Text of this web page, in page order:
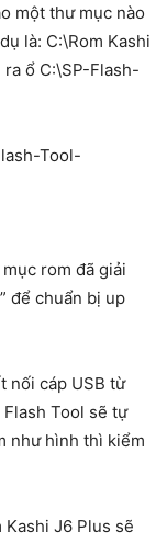
một thư mục nào
là: C:\Rom Kashi
ổ C:\SP-Flash-
Tool-
rom đã giải
để chuẩn bị up
nối cáp USB từ
Tool sẽ tự
như hình thì kiểm
J6 Plus sẽ